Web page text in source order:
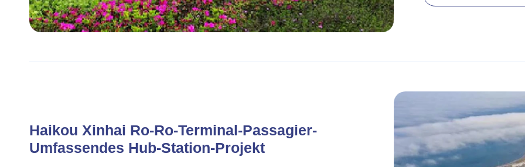
Haikou Xinhai Ro-Ro-Terminal-Passagier-
Umfassendes Hub-Station-Projekt